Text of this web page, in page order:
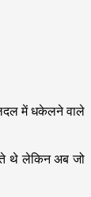
में धकेलने वाले
थे लेकिन अब जो